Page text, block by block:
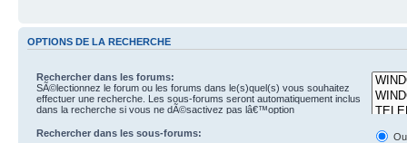
OPTIONS DE LA RECHERCHE
Rechercher dans les forums:
SÃ©lectionnez le forum ou les forums dans le(s)quel(s) vous souhaitez
effectuer une recherche. Les sous-forums seront automatiquement inclus
dans la recherche si vous ne dÃ©sactivez pas lâ€™option
Rechercher dans les sous-forums: